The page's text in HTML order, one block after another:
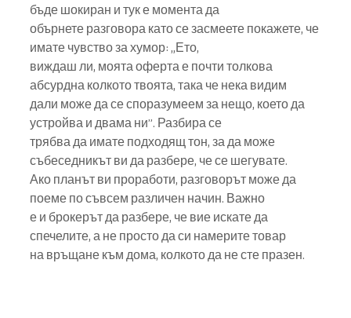
бъде шокиран и тук е момента да
обърнете разговора като се засмеете покажете, че
имате чувство за хумор: „Ето,
виждаш ли, моята оферта е почти толкова
абсурдна колкото твоята, така че нека видим
дали може да се споразумеем за нещо, което да
устройва и двама ни”. Разбира се
трябва да имате подходящ тон, за да може
събеседникът ви да разбере, че се шегувате.
Ако планът ви проработи, разговорът може да
поеме по съвсем различен начин. Важно
е и брокерът да разбере, че вие искате да
спечелите, а не просто да си намерите товар
на връщане към дома, колкото да не сте празен.